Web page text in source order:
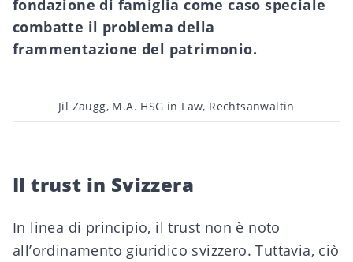
fondazione di famiglia come caso speciale
combatte il problema della
frammentazione del patrimonio.
Post
author
Jil Zaugg, M.A. HSG in Law, Rechtsanwältin
Il trust in Svizzera
In linea di principio, il trust non è noto
all’ordinamento giuridico svizzero. Tuttavia, ciò